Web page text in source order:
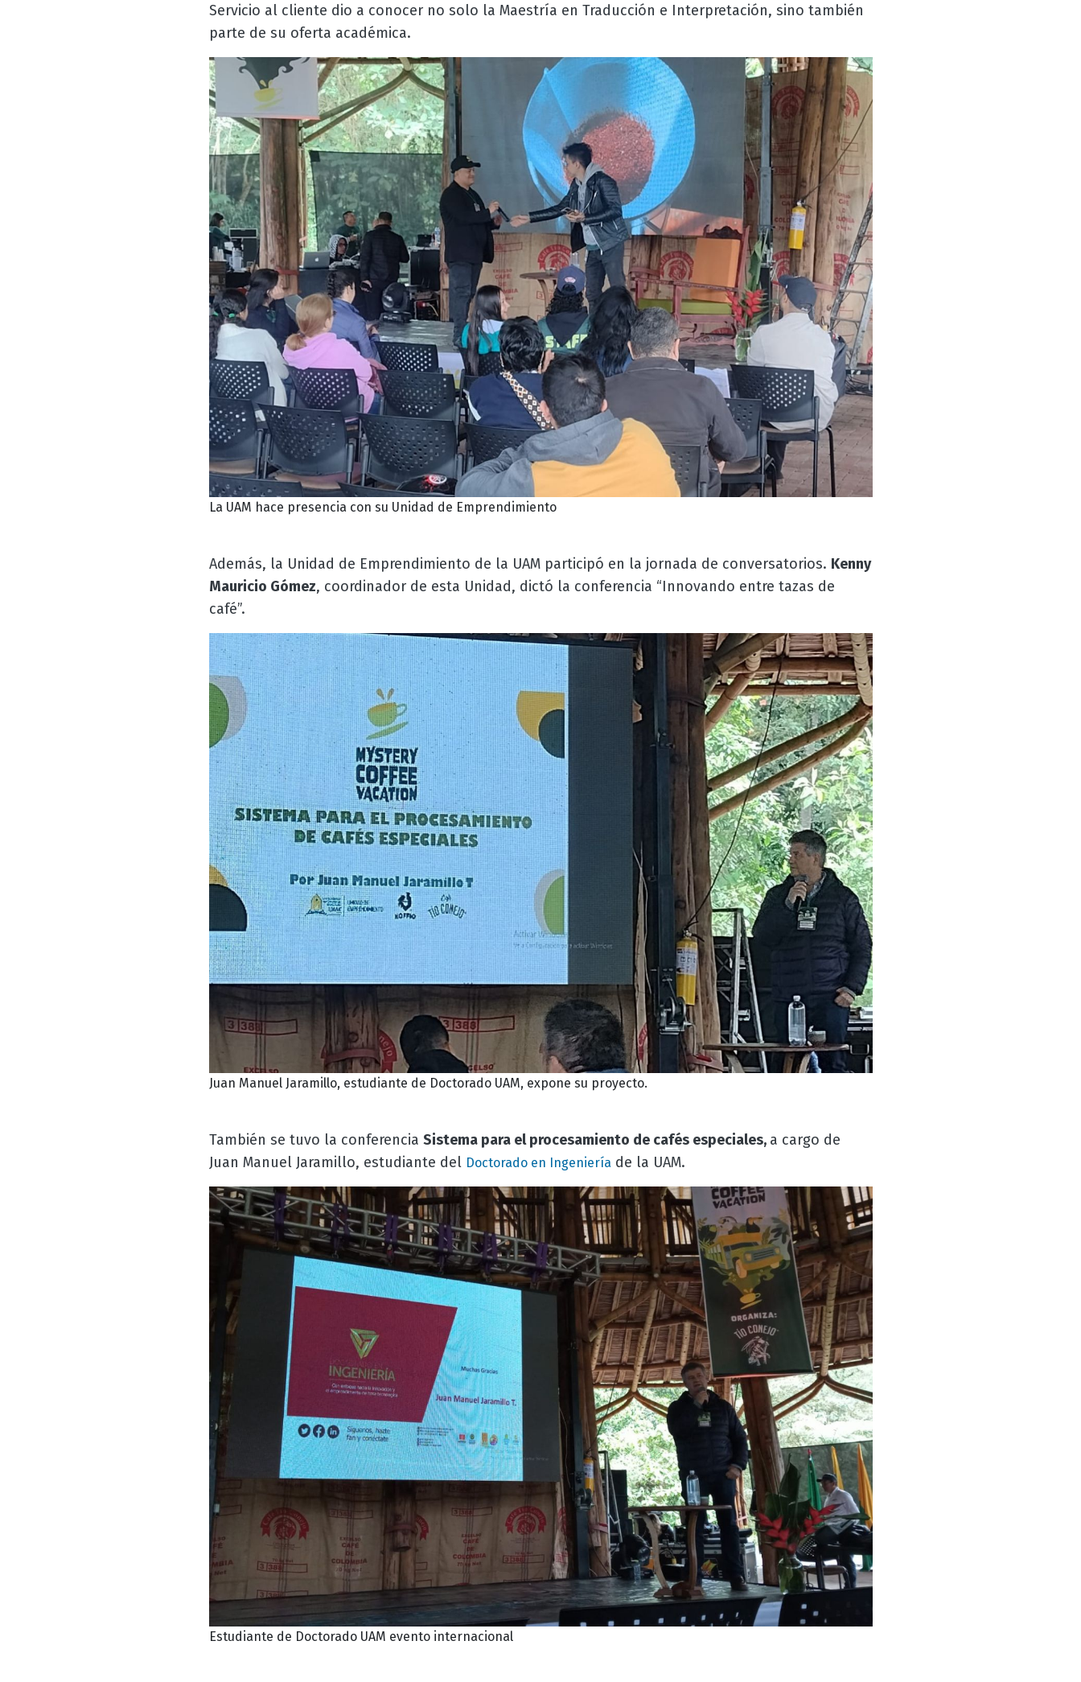
Servicio al cliente dio a conocer no solo la Maestría en Traducción e Interpretación, sino también
parte de su oferta académica.
La UAM hace presencia con su Unidad de Emprendimiento
Además, la Unidad de Emprendimiento de la UAM participó en la jornada de conversatorios. Kenny
Mauricio Gómez, coordinador de esta Unidad, dictó la conferencia “Innovando entre tazas de
café”.
Juan Manuel Jaramillo, estudiante de Doctorado UAM, expone su proyecto.
También se tuvo la conferencia Sistema para el procesamiento de cafés especiales, a cargo de
Juan Manuel Jaramillo, estudiante del Doctorado en Ingenieríade la UAM.
Estudiante de Doctorado UAM evento internacional